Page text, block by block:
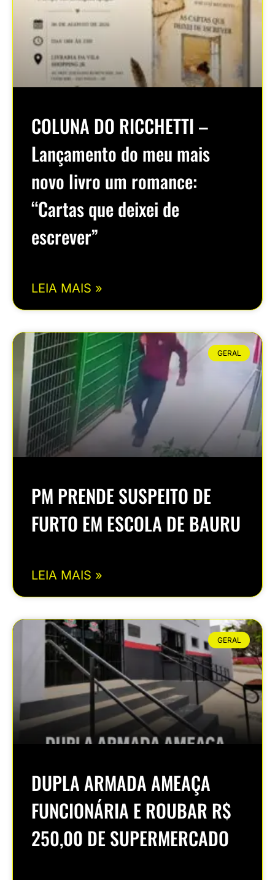
COLUNA DO RICCHETTI –
Lançamento do meu mais
novo livro um romance:
“Cartas que deixei de
escrever”
LEIA MAIS »
GERAL
PM PRENDE SUSPEITO DE
FURTO EM ESCOLA DE BAURU
LEIA MAIS »
GERAL
DUPLA ARMADA AMEAÇA
FUNCIONÁRIA E ROUBAR R$
250,00 DE SUPERMERCADO